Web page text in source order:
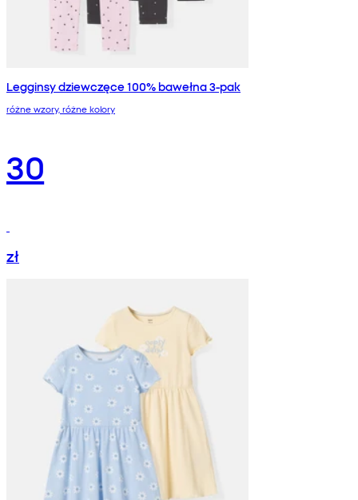
Legginsy dziewczęce 100% bawełna 3-pak
różne wzory, różne kolory
30
zł